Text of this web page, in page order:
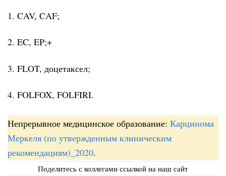
1. CAV, CAF;
2. EC, EP;+
3. FLOT, доцетаксел;
4. FOLFOX, FOLFIRI.
Непрерывное медицинское образование: Карцинома
Меркеля (по утвержденным клиническим
рекомендациям)_2020.
Поделитесь с коллегами ссылкой на наш сайт